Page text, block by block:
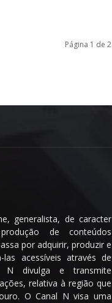
Página 1 de 2
generalista, de caracter
de conteúdos
por adquirir, produzir e
acessíveis através de
N divulga e transmite
relativa à região que
O Canal N visa uma